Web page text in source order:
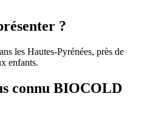
?
les Hautes-Pyrénées, près de
enfants.
connu BIOCOLD